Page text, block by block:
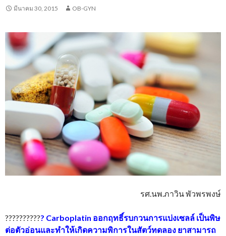
มีนาคม 30, 2015 OB-GYN
รศ.นพ.ภาวิน พัวพรพงษ์
??????????? Carboplatin ออกฤทธิ์รบกวนการแบ่งเซลล์ เป็นพิษ
ต่อตัวอ่อนและทำให้เกิดความพิการในสัตว์ทดลอง ยาสามารถ